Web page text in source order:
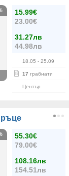
15.99€
23.00€
31.27лв
44.98лв
18.05 - 25.09
17 грабнати
Център
ръце
55.30€
79.00€
108.16лв
154.51лв